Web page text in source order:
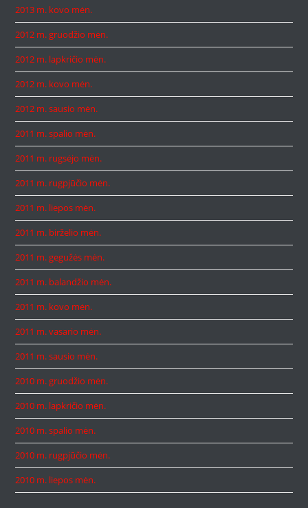
2013 m. kovo mėn.
2012 m. gruodžio mėn.
2012 m. lapkričio mėn.
2012 m. kovo mėn.
2012 m. sausio mėn.
2011 m. spalio mėn.
2011 m. rugsėjo mėn.
2011 m. rugpjūčio mėn.
2011 m. liepos mėn.
2011 m. birželio mėn.
2011 m. gegužės mėn.
2011 m. balandžio mėn.
2011 m. kovo mėn.
2011 m. vasario mėn.
2011 m. sausio mėn.
2010 m. gruodžio mėn.
2010 m. lapkričio mėn.
2010 m. spalio mėn.
2010 m. rugpjūčio mėn.
2010 m. liepos mėn.